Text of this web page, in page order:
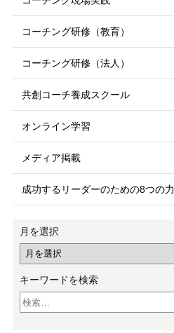
コーチング研修（教育）
コーチング研修（法人）
共創コーチ養成スクール
オンライン学習
メディア掲載
成功するリーダーのための8つの力
月を選択
キーワードを検索